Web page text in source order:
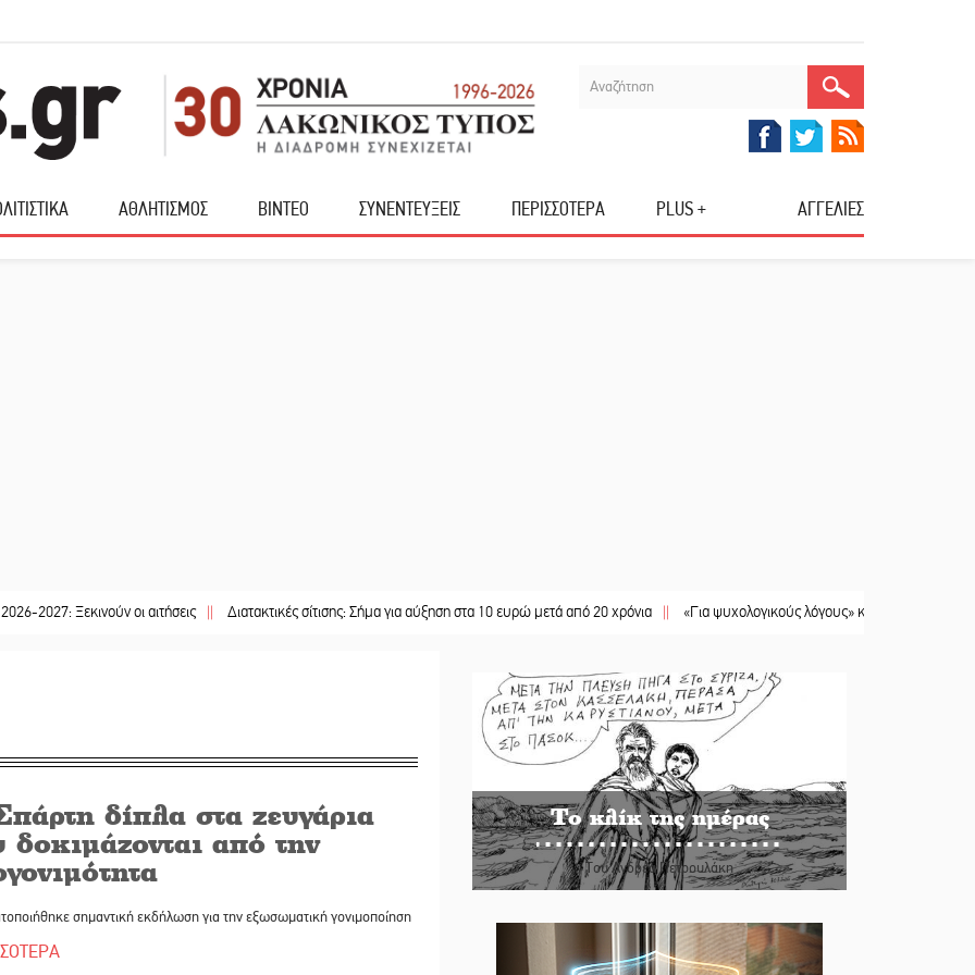
ΑΘΛΗΤΙΣΜΟΣ ΒΙΝΤΕΟ ΣΥΝΕΝΤΕΥΞΕΙΣ ΠΕΡΙΣΣΟΤΕΡΑ PLUS + ΑΓΓΕΛΙΕΣ
οι αιτήσεις || Διατακτικές σίτισης: Σήμα για αύξηση στα 10 ευρώ μετά από 20 χρόνια || «Για ψυχολογικούς λόγους» κρατούσε τον νεκρό πατέρα
δίπλα στα ζευγάρια
δοκιμάζονται από την
σημαντική εκδήλωση για την εξωσωματική γονιμοποίηση
Το κλίκ της ημέρας
Του Ανδρέα Πετρουλάκη